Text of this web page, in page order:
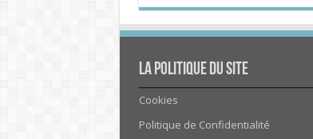
La politique du site
Cookies
Politique de Confidentialité